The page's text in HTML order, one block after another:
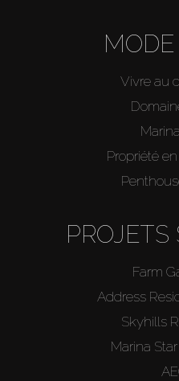
Vivre au
Propriété
Farm
Address
Skyhills
Marina